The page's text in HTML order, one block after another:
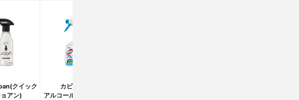
クイック
アン)
カビキラー
アルコール除菌 キッチ